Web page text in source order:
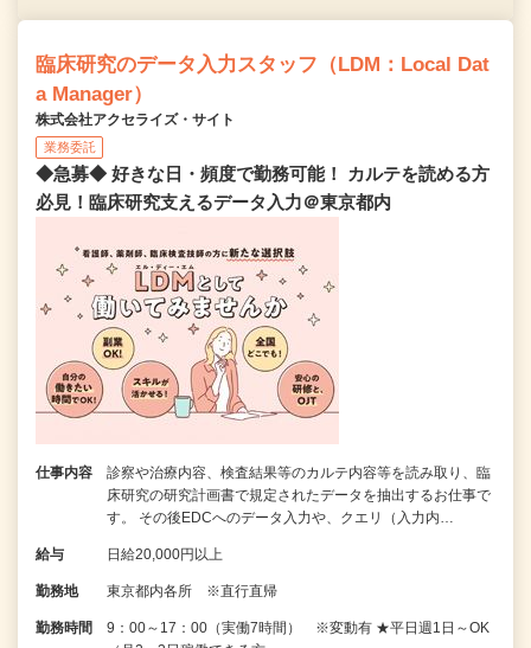
臨床研究のデータ入力スタッフ（LDM：Local Dat
a Manager）
株式会社アクセライズ・サイト
業務委託
◆急募◆ 好きな日・頻度で勤務可能！ カルテを読める方
必見！臨床研究支えるデータ入力＠東京都内
仕事内容
診察や治療内容、検査結果等のカルテ内容等を読み取り、臨
床研究の研究計画書で規定されたデータを抽出するお仕事で
す。 その後EDCへのデータ入力や、クエリ（入力内…
給与 日給20,000円以上
勤務地 東京都内各所 ※直行直帰
勤務時間
9：00～17：00（実働7時間） ※変動有 ★平日週1日～OK